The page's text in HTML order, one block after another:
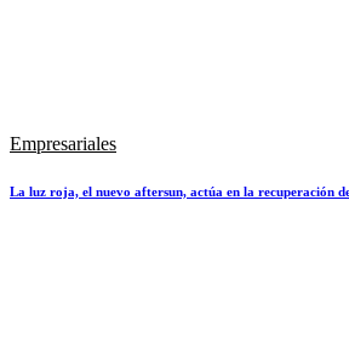
Empresariales
La luz roja, el nuevo aftersun, actúa en la recuperación